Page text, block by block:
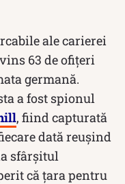
ale carierei
63 de ofițeri
germană.
a fost spionul
, fiind capturată
dată reușind
sfârșitul
că țara pentru